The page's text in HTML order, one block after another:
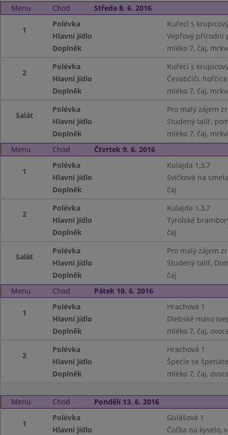
Menu
Chod Středa 8. 6. 2016
1
Polévka
Kuřecí s
Hlavní jídlo
Vepřový přírodní
Doplněk
mléko 7, čaj,
2
Polévka
Kuřecí s
Hlavní jídlo
Čevabčiči,
Doplněk
mléko 7, čaj,
Salát
Polévka
Pro malý zájem
Hlavní jídlo
Studený talíř,
Doplněk
mléko 7, čaj,
Menu
Chod Čtvrtek 9. 6. 2016
1
Polévka
Kulajda 1,3,7
Hlavní jídlo
Svíčková na
Doplněk
čaj
2
Polévka
Kulajda 1,3,7
Hlavní jídlo
Tyrolské
Doplněk
čaj
Salát
Polévka
Pro malý zájem
Hlavní jídlo
Studený talíř,
Doplněk
čaj
Menu
Chod Pátek 10. 6. 2016
1
Polévka
Hrachová 1
Hlavní jídlo
Dlebské maso
Doplněk
mléko 7, čaj,
2
Polévka
Hrachová 1
Hlavní jídlo
Špecle se
Doplněk
mléko 7, čaj,
Menu Chod Pondělí 13. 6. 2016
1
Polévka
Gulášová 1
Hlavní jídlo
Čočka na kyselo,